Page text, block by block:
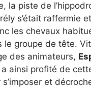
la piste de
s’était raffermie et
les chevaux
le groupe de tête.
des animateurs,
a ainsi profité de
et